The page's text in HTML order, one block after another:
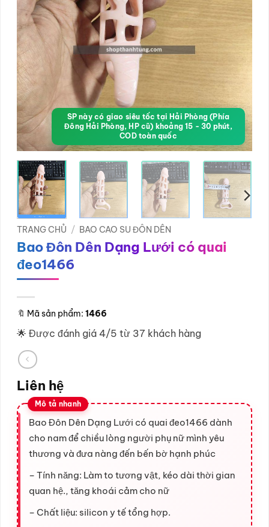
SP này có giao siêu tốc tại Hải Phòng (Phía
Đông Hải Phòng, HP cũ) khoảng 15 - 30 phút,
COD toàn quốc
TRANG CHỦ / BAO CAO SU ĐÔN DÊN
Bao Đôn Dên Dạng Lưới có quai
đeo1466
🔖 Mã sản phẩm: 1466
🌟 Được đánh giá 4/5 từ 37 khách hàng
Liên hệ
Bao Đôn Dên Dạng Lưới có quai đeo1466 dành
cho nam để chiều lòng người phụ nữ mình yêu
thương và đưa nàng đến bến bờ hạnh phúc
– Tính năng: Làm to tương vật, kéo dài thời gian
quan hệ., tăng khoái cảm cho nữ
– Chất liệu: silicon y tế tổng hợp.